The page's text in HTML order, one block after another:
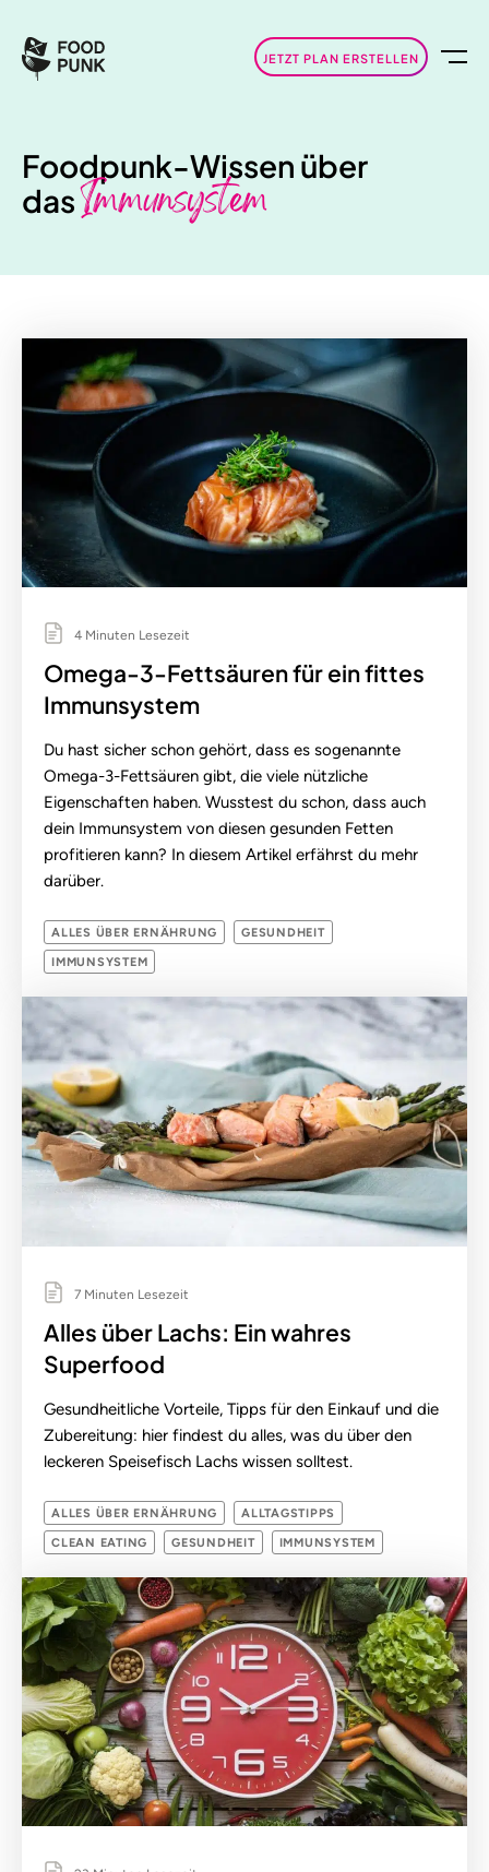
JETZT PLAN ERSTELLEN
Foodpunk-Wissen über
dasImmunsystem
4 Minuten Lesezeit
Omega-3-Fettsäuren für ein fittes
Immunsystem
Du hast sicher schon gehört, dass es sogenannte
Omega-3-Fettsäuren gibt, die viele nützliche
Eigenschaften haben. Wusstest du schon, dass auch
dein Immunsystem von diesen gesunden Fetten
profitieren kann? In diesem Artikel erfährst du mehr
darüber.
ALLES ÜBER ERNÄHRUNG GESUNDHEIT
IMMUNSYSTEM
7 Minuten Lesezeit
Alles über Lachs: Ein wahres
Superfood
Gesundheitliche Vorteile, Tipps für den Einkauf und die
Zubereitung: hier findest du alles, was du über den
leckeren Speisefisch Lachs wissen solltest.
ALLES ÜBER ERNÄHRUNG ALLTAGSTIPPS
CLEAN EATING GESUNDHEIT IMMUNSYSTEM